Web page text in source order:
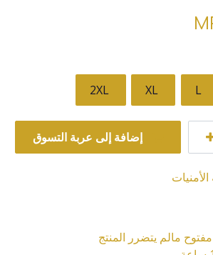
L
XL
2XL
إضافة إلى عربة التسوق
مالم يتضرر المنتج